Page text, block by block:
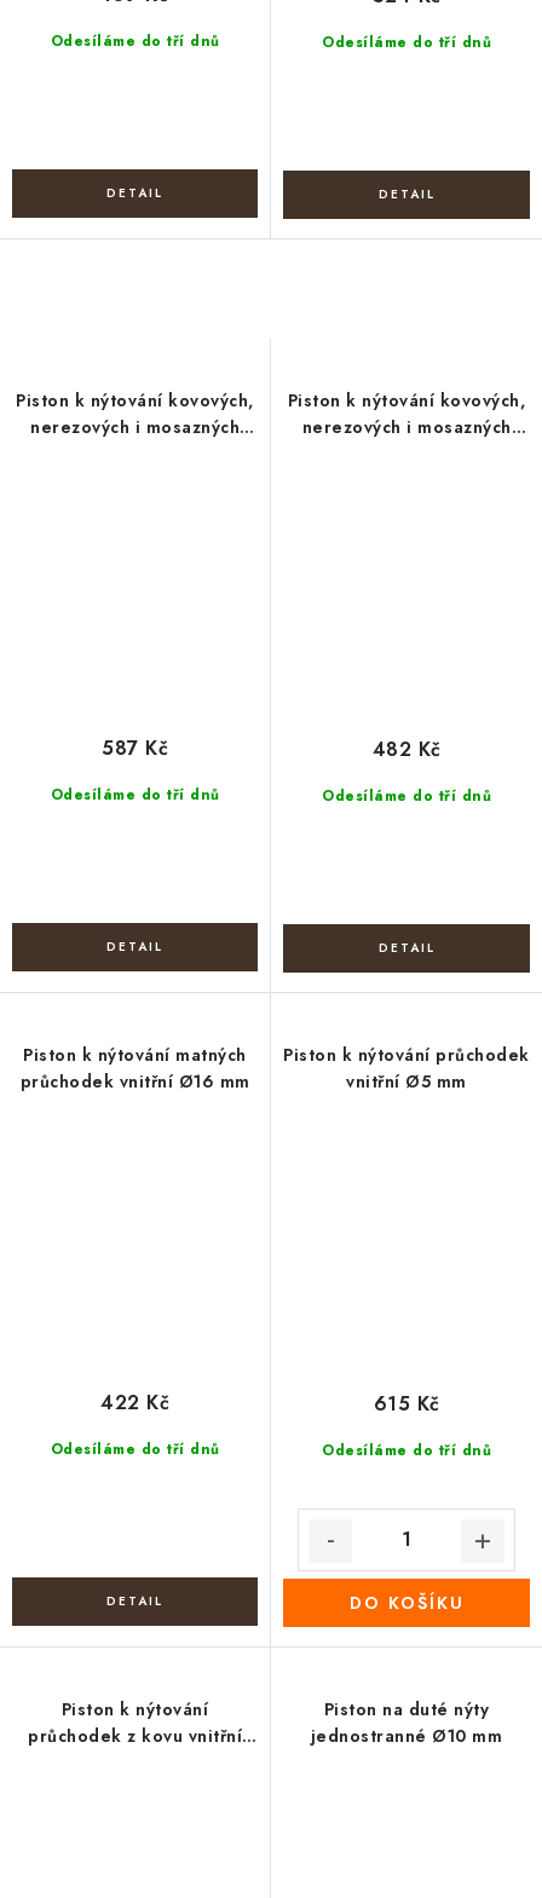
Odesíláme do tří dnů Odesíláme do tří dnů
Piston k nýtování kovových,
nerezových i mosazných
Odesíláme do tří dnů
587 Kč
Piston k nýtování kovových,
nerezových i mosazných
Odesíláme do tří dnů
482 Kč
Piston k nýtování matných
průchodek vnitřní Ø16 mm
Odesíláme do tří dnů
422 Kč
Piston k nýtování průchodek
vnitřní Ø5 mm
Odesíláme do tří dnů
615 Kč
DO KOŠÍKU
Piston k nýtování
průchodek z kovu vnitřní
Piston na duté nýty
jednostranné Ø10 mm